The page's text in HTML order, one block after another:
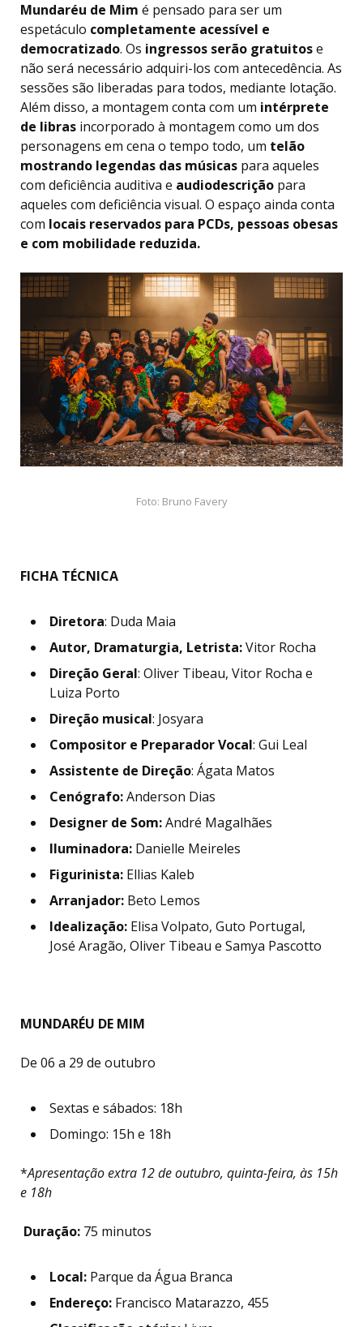
Mundaréu de Mim é pensado para ser um
espetáculo completamente acessível e
democratizado. Os ingressos serão gratuitose
não será necessário adquiri-los com antecedência. As
sessões são liberadas para todos, mediante lotação.
Além disso, a montagem conta com um intérprete
de libras incorporado à montagem como um dos
personagens em cena o tempo todo, um telão
mostrando legendas das músicas para aqueles
com deficiência auditiva e audiodescrição para
aqueles com deficiência visual. O espaço ainda conta
com locais reservados para PCDs, pessoas obesas
e com mobilidade reduzida.
Foto: Bruno Favery
FICHA TÉCNICA
Diretora: Duda Maia
Autor, Dramaturgia, Letrista:Vitor Rocha
Direção Geral: Oliver Tibeau, Vitor Rocha e
Luiza Porto
Direção musical: Josyara
Compositor e Preparador Vocal: Gui Leal
Assistente de Direção: Ágata Matos
Cenógrafo:Anderson Dias
Designer de Som:André Magalhães
Iluminadora: Danielle Meireles
Figurinista: Ellias Kaleb
Arranjador: Beto Lemos
Idealização: Elisa Volpato, Guto Portugal,
José Aragão, Oliver Tibeau e Samya Pascotto
MUNDARÉU DE MIM
De 06 a 29 de outubro
Sextas e sábados: 18h
Domingo: 15h e 18h
*Apresentação extra 12 de outubro, quinta-feira, às 15h
e 18h
Duração: 75 minutos
Local: Parque da Água Branca
Endereço: Francisco Matarazzo, 455